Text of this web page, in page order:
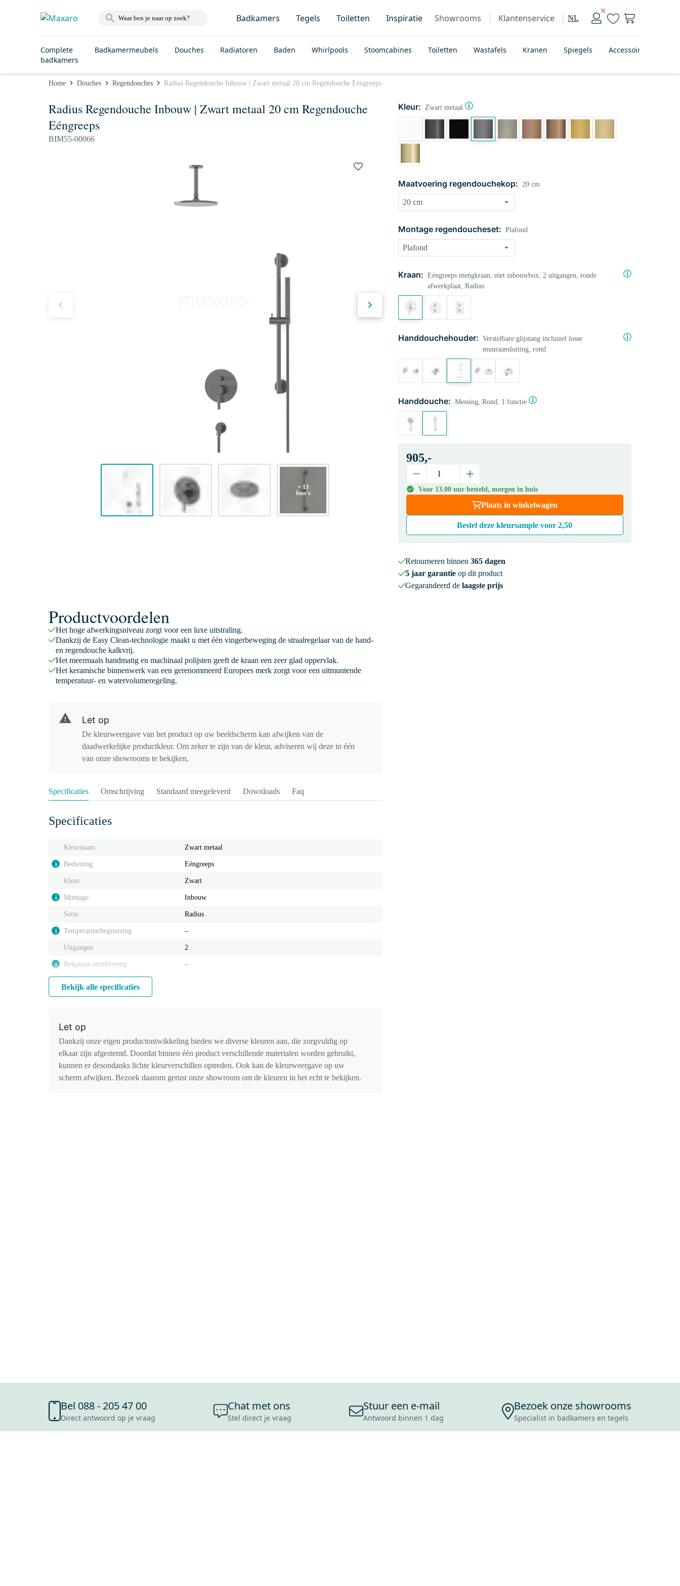
Badkamers Tegels Toiletten Inspiratie Showrooms Klantenservice NL
Complete
badkamers
Badkamermeubels Douches Radiatoren Baden Whirlpools Stoomcabines Toiletten Wastafels Kranen Spiegels Accessoires
Home Douches Regendouches Radius Regendouche Inbouw | Zwart metaal 20 cm Regendouche Eéngreeps
Radius Regendouche Inbouw | Zwart metaal 20 cm Regendouche
Eéngreeps
BIM55-00066
+ 13
foto’s
Kleur: Zwart metaal
Maatvoering regendouchekop: 20 cm
Montage regendoucheset: Plafond
Kraan: Eéngreeps mengkraan, met inbouwbox, 2 uitgangen, ronde
afwerkplaat, Radius
Handdouchehouder: Verstelbare glijstang inclusief losse
muuraansluiting, rond
Handdouche: Messing, Rond, 1 functie
905,-
Voor 13.00 uur besteld, morgen in huis
Plaats in winkelwagen
Bestel deze kleursample voor2,50
Retourneren binnen 365 dagen
5 jaar garantieop dit product
Gegarandeerd de laagste prijs
Productvoordelen
Het hoge afwerkingsniveau zorgt voor een luxe uitstraling.
Dankzij de Easy Clean-technologie maakt u met één vingerbeweging de straalregelaar van de hand-
en regendouche kalkvrij.
Het meermaals handmatig en machinaal polijsten geeft de kraan een zeer glad oppervlak.
Het keramische binnenwerk van een gerenommeerd Europees merk zorgt voor een uitmuntende
temperatuur- en watervolumeregeling.
Let op
De kleurweergave van het product op uw beeldscherm kan afwijken van de
daadwerkelijke productkleur. Om zeker te zijn van de kleur, adviseren wij deze in één
van onze showrooms te bekijken.
Specificaties Omschrijving Standaard meegeleverd Downloads Faq
Specificaties
Kleurnaam Zwart metaal
i Bediening Eéngreeps
Kleur Zwart
i Montage Inbouw
Serie Radius
i Temperatuurbegrenzing ‒
Uitgangen 2
i Belgaqua certificering ‒
Bekijk alle specificaties
Let op
Dankzij onze eigen productontwikkeling bieden we diverse kleuren aan, die zorgvuldig op
elkaar zijn afgestemd. Doordat binnen één product verschillende materialen worden gebruikt,
kunnen er desondanks lichte kleurverschillen optreden. Ook kan de kleurweergave op uw
scherm afwijken. Bezoek daarom gerust onze showroom om de kleuren in het echt te bekijken.
Bel 088 - 205 47 00
Direct antwoord op je vraag
Chat met ons
Stel direct je vraag
Stuur een e-mail
Antwoord binnen 1 dag
Bezoek onze showrooms
Specialist in badkamers en tegels